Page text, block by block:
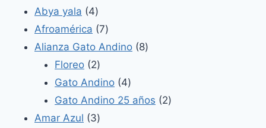
productos
Abya yala 44
productos
Afroamérica 77
productos
Alianza Gato Andino 88
Floreo 22
productos
Gato Andino 44
productos
Gato Andino 25 años 22
Amar Azul 33